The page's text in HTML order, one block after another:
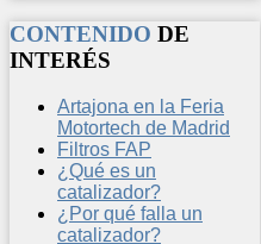
CONTENIDO DE
INTERÉS
Artajona en la Feria
Motortech de Madrid
Filtros FAP
¿Qué es un
catalizador?
¿Por qué falla un
catalizador?